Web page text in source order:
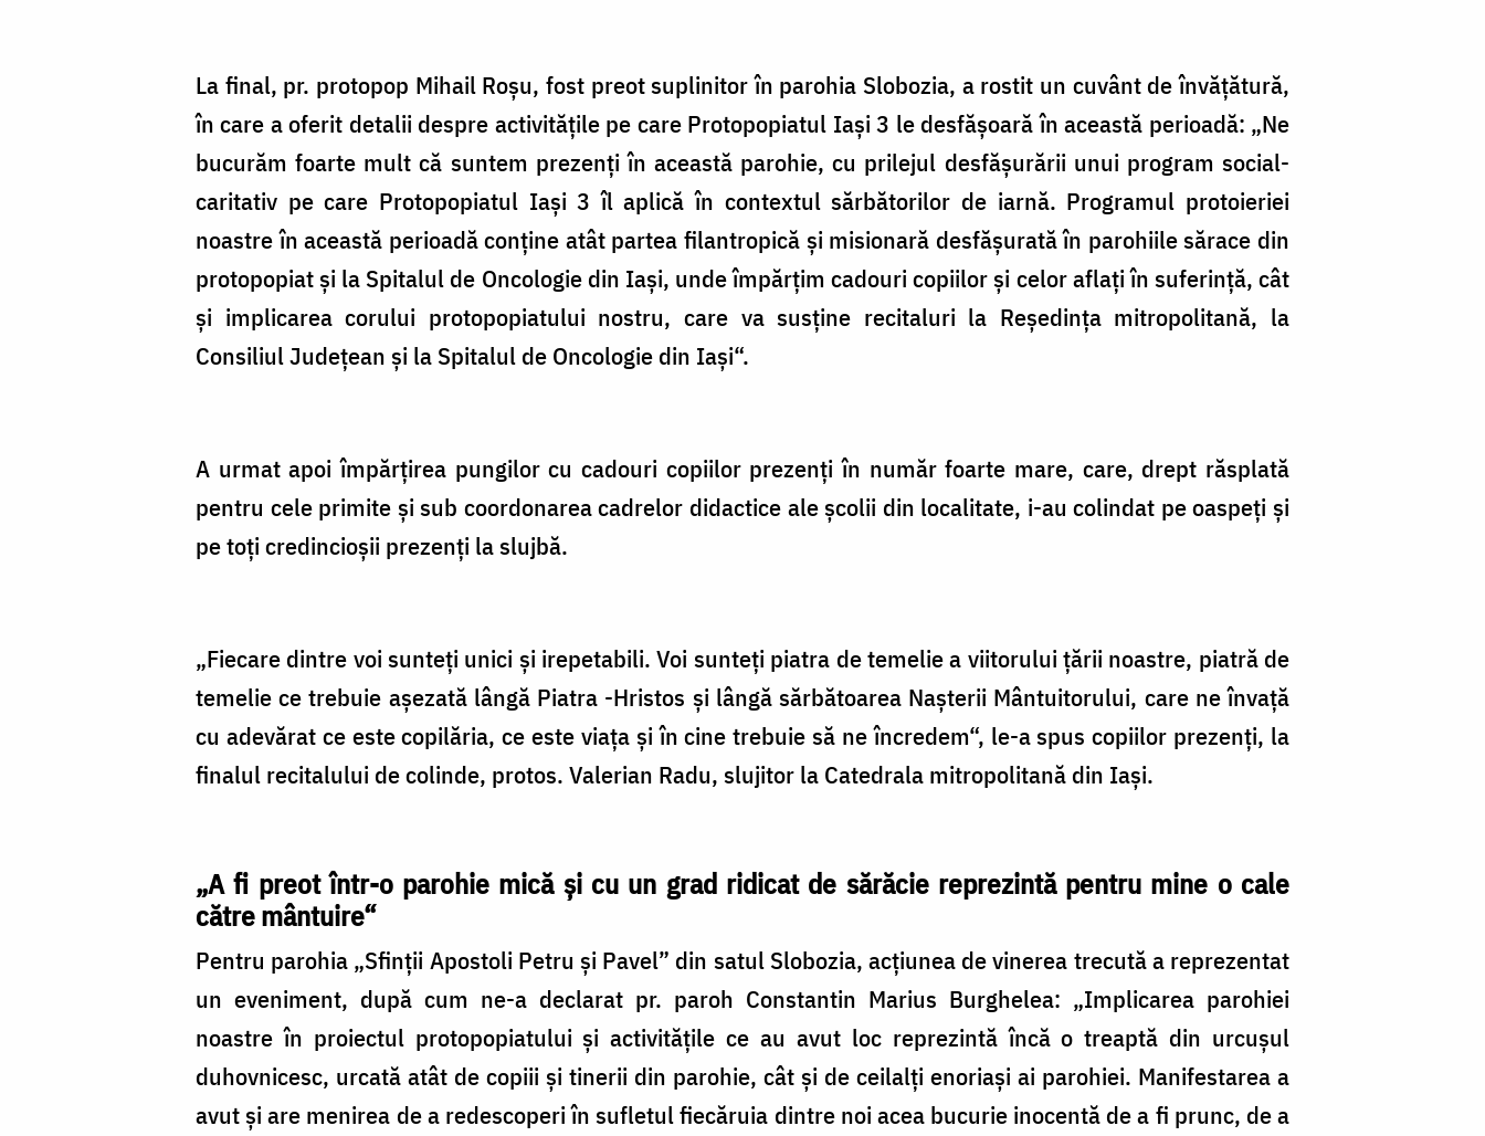
La final, pr. protopop Mihail Roşu, fost preot suplinitor în parohia Slobozia, a rostit un cuvânt de învăţătură,
în care a oferit detalii despre activităţile pe care Protopopiatul Iaşi 3 le desfăşoară în această perioadă: „Ne
bucurăm foarte mult că suntem prezenţi în această parohie, cu prilejul desfăşurării unui program social-
caritativ pe care Protopopiatul Iaşi 3 îl aplică în contextul sărbătorilor de iarnă. Programul protoieriei
noastre în această perioadă conţine atât partea filantropică şi misionară desfăşurată în parohiile sărace din
protopopiat şi la Spitalul de Oncologie din Iaşi, unde împărţim cadouri copiilor şi celor aflaţi în suferinţă, cât
şi implicarea corului protopopiatului nostru, care va susţine recitaluri la Reşedinţa mitropolitană, la
Consiliul Judeţean şi la Spitalul de Oncologie din Iaşi“.
A urmat apoi împărţirea pungilor cu cadouri copiilor prezenţi în număr foarte mare, care, drept răsplată
pentru cele primite şi sub coordonarea cadrelor didactice ale şcolii din localitate, i-au colindat pe oaspeţi şi
pe toţi credincioşii prezenţi la slujbă.
„Fiecare dintre voi sunteţi unici şi irepetabili. Voi sunteţi piatra de temelie a viitorului ţării noastre, piatră de
temelie ce trebuie aşezată lângă Piatra -Hristos şi lângă sărbătoarea Naşterii Mântuitorului, care ne învaţă
cu adevărat ce este copilăria, ce este viaţa şi în cine trebuie să ne încredem“, le-a spus copiilor prezenţi, la
finalul recitalului de colinde, protos. Valerian Radu, slujitor la Catedrala mitropolitană din Iaşi.
„A fi preot într-o parohie mică şi cu un grad ridicat de sărăcie reprezintă pentru mine o cale
către mântuire“
Pentru parohia „Sfinţii Apostoli Petru şi Pavel” din satul Slobozia, acţiunea de vinerea trecută a reprezentat
un eveniment, după cum ne-a declarat pr. paroh Constantin Marius Burghelea: „Implicarea parohiei
noastre în proiectul protopopiatului şi activităţile ce au avut loc reprezintă încă o treaptă din urcuşul
duhovnicesc, urcată atât de copiii şi tinerii din parohie, cât şi de ceilalţi enoriaşi ai parohiei. Manifestarea a
avut şi are menirea de a redescoperi în sufletul fiecăruia dintre noi acea bucurie inocentă de a fi prunc, de a